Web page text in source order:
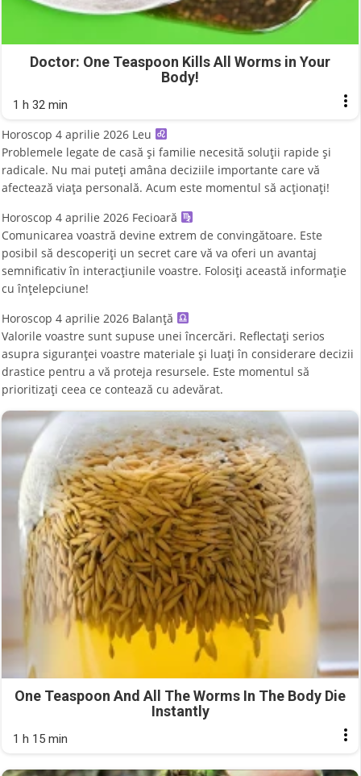
Doctor: One Teaspoon Kills All Worms in Your
Body!
1 h 32 min
Horoscop 4 aprilie 2026 Leu
Problemele legate de casă și familie necesită soluții rapide și
radicale. Nu mai puteți amâna deciziile importante care vă
afectează viața personală. Acum este momentul să acționați!
Horoscop 4 aprilie 2026 Fecioară
Comunicarea voastră devine extrem de convingătoare. Este
posibil să descoperiți un secret care vă va oferi un avantaj
semnificativ în interacțiunile voastre. Folosiți această informație
cu înțelepciune!
Horoscop 4 aprilie 2026 Balanţă
Valorile voastre sunt supuse unei încercări. Reflectați serios
asupra siguranței voastre materiale și luați în considerare decizii
drastice pentru a vă proteja resursele. Este momentul să
prioritizați ceea ce contează cu adevărat.
One Teaspoon And All The Worms In The Body Die
Instantly
1 h 15 min